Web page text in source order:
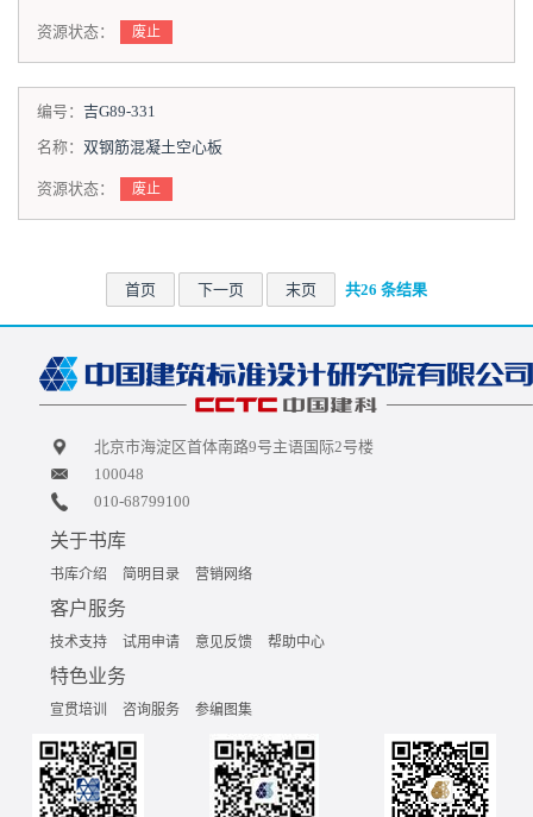
资源状态： 废止
编号： 吉G89-331
名称： 双钢筋混凝土空心板
资源状态： 废止
首页 下一页 末页 共26 条结果
北京市海淀区首体南路9号主语国际2号楼
100048
010-68799100
关于书库
书库介绍 简明目录 营销网络
客户服务
技术支持 试用申请 意见反馈 帮助中心
特色业务
宣贯培训 咨询服务 参编图集